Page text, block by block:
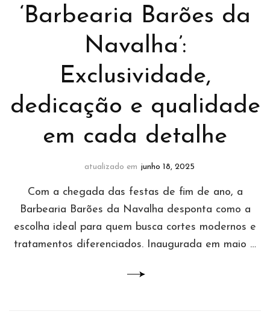
‘Barbearia Barões da
Navalha’:
Exclusividade,
dedicação e qualidade
em cada detalhe
atualizado em junho 18, 2025
Com a chegada das festas de fim de ano, a
Barbearia Barões da Navalha desponta como a
escolha ideal para quem busca cortes modernos e
tratamentos diferenciados. Inaugurada em maio …